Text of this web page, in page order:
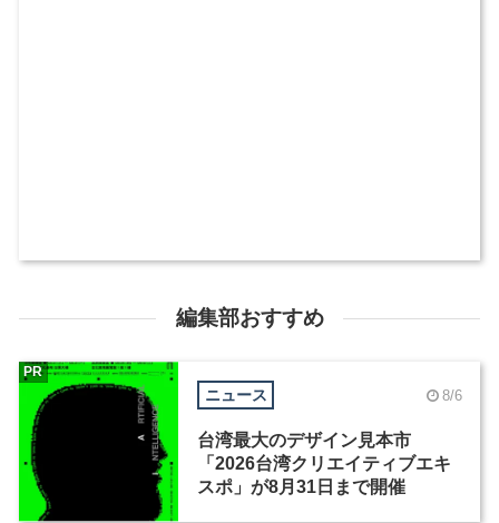
編集部おすすめ
ニュース 8/6
台湾最大のデザイン見本市
「2026台湾クリエイティブエキ
スポ」が8月31日まで開催
PR